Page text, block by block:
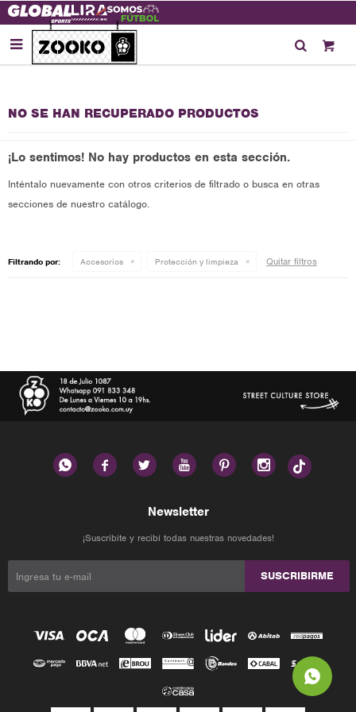

NO SE HAN RECUPERADO PRODUCTOS
¡Lo sentimos! No hay productos en esta sección.
Inténtalo nuevamente con otros criterios de filtrado o busca en otras
secciones de nuestro catálogo.
Filtrando por: Accesorios Protección y limpieza Quitar filtros
     
Newsletter
¡Suscribite y recibí todas nuestras novedades!
SUSCRIBIRME